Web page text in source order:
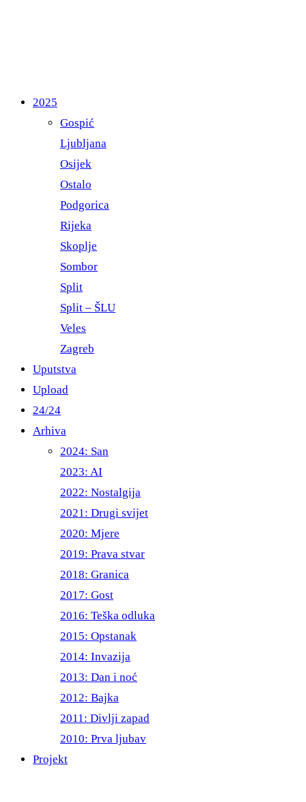
2025
Gospić
Ljubljana
Osijek
Ostalo
Podgorica
Rijeka
Skoplje
Sombor
Split
Split – ŠLU
Veles
Zagreb
Uputstva
Upload
24/24
Arhiva
2024: San
2023: AI
2022: Nostalgija
2021: Drugi svijet
2020: Mjere
2019: Prava stvar
2018: Granica
2017: Gost
2016: Teška odluka
2015: Opstanak
2014: Invazija
2013: Dan i noć
2012: Bajka
2011: Divlji zapad
2010: Prva ljubav
Projekt